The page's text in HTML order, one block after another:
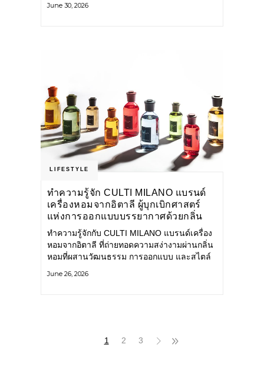
กระจายไปยังหลายพื้นที่ของประเทศที่อยากออก
June 30, 2026
LIFESTYLE
ทำความรู้จัก CULTI MILANO แบรนด์
เครื่องหอมจากอิตาลี ผู้บุกเบิกศาสตร์
แห่งการออกแบบบรรยากาศด้วยกลิ่น
หอม ผสานสไตล์อันโดดเด่นอย่างลงตัว
ทำความรู้จักกับ CULTI MILANO แบรนด์เครื่อง
หอมจากอิตาลี ที่ถ่ายทอดความสง่างามผ่านกลิ่น
หอมที่ผสานวัฒนธรรม การออกแบบ และสไตล์
แบรนด์เครื่องหอมระดับลักชัวรีดีไซน์เอกลักษณ์
June 26, 2026
1 2 3